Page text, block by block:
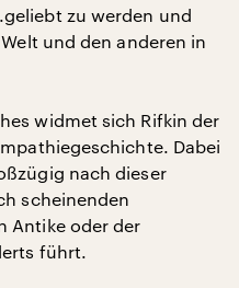
zu werden und
und den anderen in
widmet sich Rifkin der
Dabei
nach dieser
scheinenden
Antike oder der
führt.